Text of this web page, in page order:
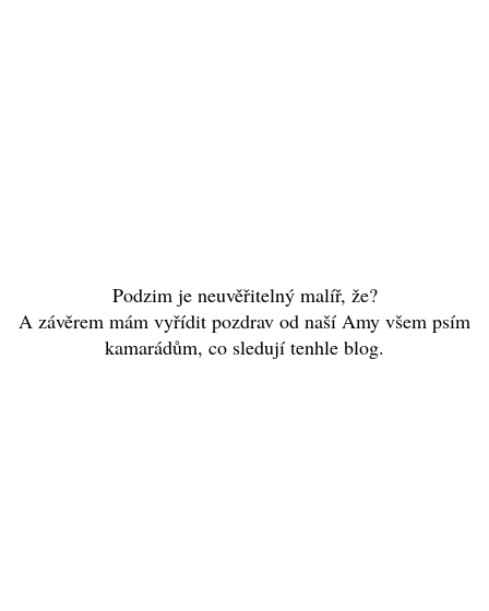
Podzim je neuvěřitelný malíř, že?
A závěrem mám vyřídit pozdrav od naší Amy všem psím
kamarádům, co sledují tenhle blog.